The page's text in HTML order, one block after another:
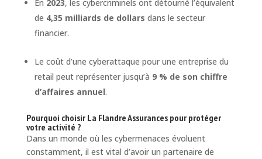
En 2023, les cybercriminels ont détourné l’équivalent
de 4,35 milliards de dollars dans le secteur
financier.
Le coût d’une cyberattaque pour une entreprise du
retail peut représenter jusqu’à 9 % de son chiffre
d’affaires annuel.
Pourquoi choisir La Flandre Assurances pour protéger
votre activité ?
Dans un monde où les cybermenaces évoluent
constamment, il est vital d’avoir un partenaire de